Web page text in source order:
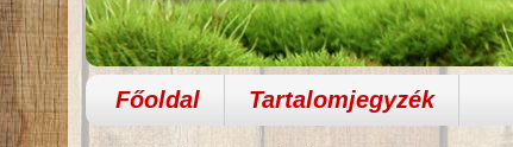
Főoldal Tartalomjegyzék